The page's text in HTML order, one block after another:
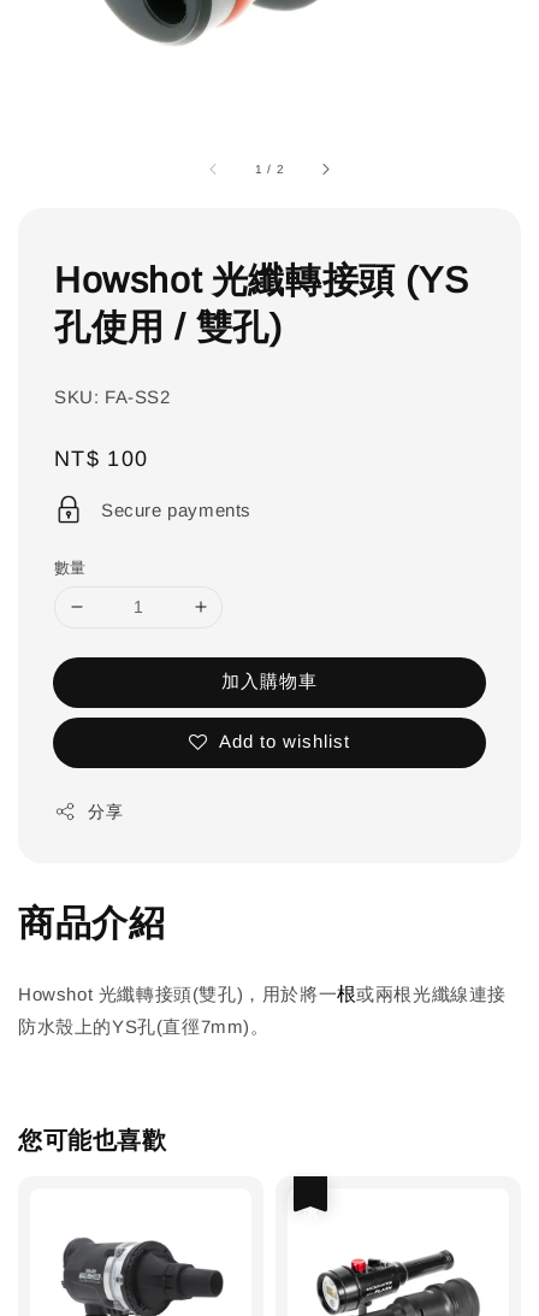
1 / 2
Howshot 光纖轉接頭 (YS
孔使用 / 雙孔)
SKU: FA-SS2
Regular
price
NT$ 100
Secure payments
數量
加入購物車
Add to wishlist
分享
商品介紹
Howshot 光纖轉接頭(雙孔)，用於將一根或兩根光纖線連接
防水殼上的YS孔(直徑7mm)。
您可能也喜歡